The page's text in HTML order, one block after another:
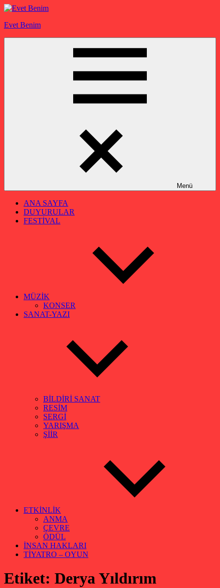
İçeriğe
Evet Benim
Menü
ANA SAYFA
DUYURULAR
FESTİVAL
MÜZİK
KONSER
SANAT-YAZI
BİLDİRİ SANAT
RESİM
SERGİ
YARIŞMA
ŞİİR
ETKİNLİK
ANMA
ÇEVRE
ÖDÜL
İNSAN HAKLARI
TİYATRO – OYUN
Etiket: Derya Yıldırım